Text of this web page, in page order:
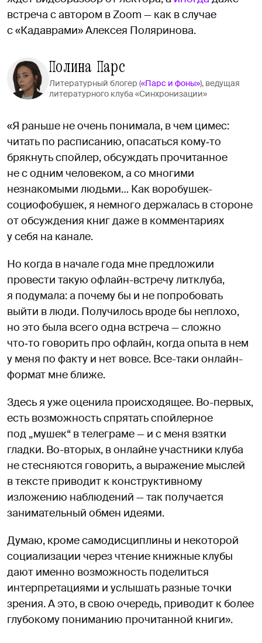
встреча с автором в Zoom — как в случае
с «Кадаврами» Алексея Поляринова.
Полина Парс
Литературный блогер («Парс и фоны»), ведущая
литературного клуба «Синхронизации»
«Я раньше не очень понимала, в чем цимес:
читать по расписанию, опасаться кому‑то
брякнуть спойлер, обсуждать прочитанное
не с одним человеком, а со многими
незнакомыми людьми… Как воробушек-
социофобушек, я немного держалась в стороне
от обсуждения книг даже в комментариях
у себя на канале.
Но когда в начале года мне предложили
провести такую офлайн-встречу литклуба,
я подумала: а почему бы и не попробовать
выйти в люди. Получилось вроде бы неплохо,
но это была всего одна встреча — сложно
что‑то говорить про офлайн, когда опыта в нем
у меня по факту и нет вовсе. Все-таки онлайн-
формат мне ближе.
Здесь я уже оценила происходящее. Во-первых,
есть возможность спрятать спойлерное
под „мушек“ в телеграме — и с меня взятки
гладки. Во-вторых, в онлайне участники клуба
не стесняются говорить, а выражение мыслей
в тексте приводит к конструктивному
изложению наблюдений — так получается
занимательный обмен идеями.
Думаю, кроме самодисциплины и некоторой
социализации через чтение книжные клубы
дают именно возможность поделиться
интерпретациями и услышать разные точки
зрения. А это, в свою очередь, приводит к более
глубокому пониманию прочитанной книги».